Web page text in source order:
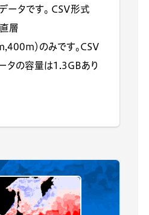
ータです。 CSV形式
層
）のみです。CSV
タの容量は1.3GBあり